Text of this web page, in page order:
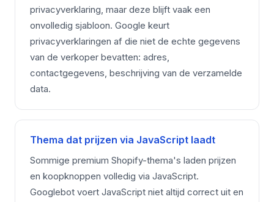
privacyverklaring, maar deze blijft vaak een
onvolledig sjabloon. Google keurt
privacyverklaringen af die niet de echte gegevens
van de verkoper bevatten: adres,
contactgegevens, beschrijving van de verzamelde
data.
Thema dat prijzen via JavaScript laadt
Sommige premium Shopify-thema's laden prijzen
en koopknoppen volledig via JavaScript.
Googlebot voert JavaScript niet altijd correct uit en